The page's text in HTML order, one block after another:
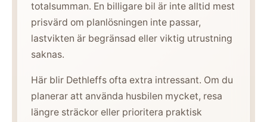
totalsumman. En billigare bil är inte alltid mest
prisvärd om planlösningen inte passar,
lastvikten är begränsad eller viktig utrustning
saknas.
Här blir Dethleffs ofta extra intressant. Om du
planerar att använda husbilen mycket, resa
längre sträckor eller prioritera praktisk